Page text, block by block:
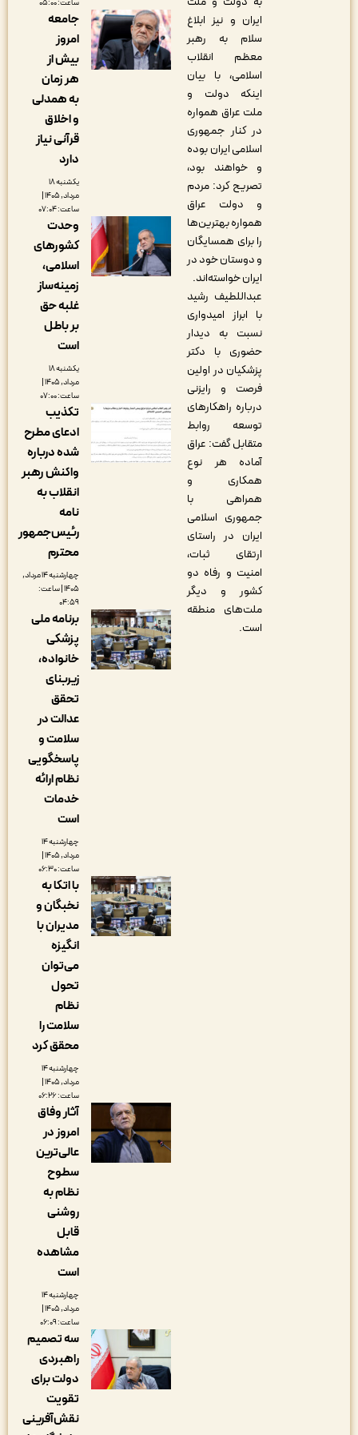
ایران و نیز ابلاغ
سلام به رهبر
معظم انقلاب
اسلامی، با بیان
اینکه دولت و
ملت عراق همواره
در کنار جمهوری
اسلامی ایران بوده
و خواهند بود،
تصریح کرد: مردم
و دولت عراق
همواره بهترین‌ها
را برای همسایگان
و دوستان خود در
ایران خواسته‌اند.
عبداللطیف رشید
با ابراز امیدواری
نسبت به دیدار
حضوری با دکتر
پزشکیان در اولین
فرصت و رایزنی
درباره راهکارهای
توسعه روابط
متقابل گفت: عراق
آماده هر نوع
همکاری و
همراهی با
جمهوری اسلامی
ایران در راستای
ارتقای ثبات،
امنیت و رفاه دو
کشور و دیگر
ملت‌های منطقه
جامعه
امروز
بیش از
هر زمان
به همدلی
قرآنی نیاز
مرداد, ۱۴۰۵ |
وحدت
کشورهای
اسلامی،
زمینه‌ساز
غلبه حق
مرداد, ۱۴۰۵ |
تکذیب
ادعای مطرح
شده درباره
واکنش رهبر
انقلاب به
رئیس‌جمهور
چهارشنبه ۱۴ مرداد,
۱۴۰۵ | ساعت:
برنامه ملی
پزشکی
خانواده،
عدالت در
سلامت و
پاسخگویی
نظام ارائه
چهارشنبه ۱۴
مرداد, ۱۴۰۵ |
با اتکا به
نخبگان و
مدیران با
می‌توان
سلامت را
محقق کرد
چهارشنبه ۱۴
مرداد, ۱۴۰۵ |
آثار وفاق
امروز در
عالی‌ترین
نظام به
مشاهده
چهارشنبه ۱۴
مرداد, ۱۴۰۵ |
سه تصمیم
راهبردی
دولت برای
نقش‌آفرینی